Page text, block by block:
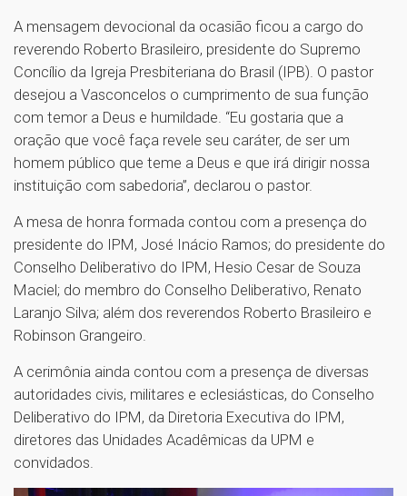
A mensagem devocional da ocasião ficou a cargo do
reverendo Roberto Brasileiro, presidente do Supremo
Concílio da Igreja Presbiteriana do Brasil (IPB). O pastor
desejou a Vasconcelos o cumprimento de sua função
com temor a Deus e humildade. “Eu gostaria que a
oração que você faça revele seu caráter, de ser um
homem público que teme a Deus e que irá dirigir nossa
instituição com sabedoria”, declarou o pastor.
A mesa de honra formada contou com a presença do
presidente do IPM, José Inácio Ramos; do presidente do
Conselho Deliberativo do IPM, Hesio Cesar de Souza
Maciel; do membro do Conselho Deliberativo, Renato
Laranjo Silva; além dos reverendos Roberto Brasileiro e
Robinson Grangeiro.
A cerimônia ainda contou com a presença de diversas
autoridades civis, militares e eclesiásticas, do Conselho
Deliberativo do IPM, da Diretoria Executiva do IPM,
diretores das Unidades Acadêmicas da UPM e
convidados.